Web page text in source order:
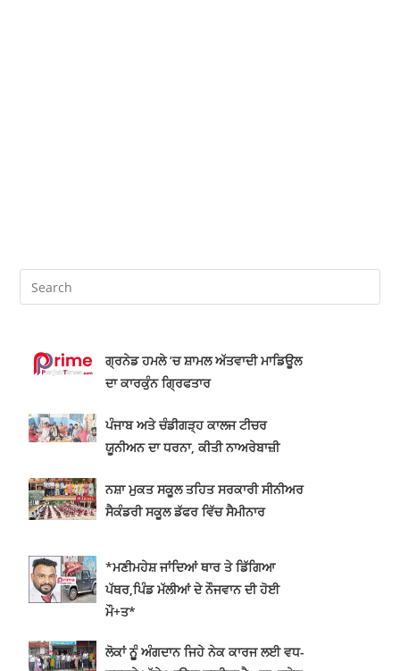
ਗ੍ਰਨੇਡ ਹਮਲੇ ’ਚ ਸ਼ਾਮਲ ਅੱਤਵਾਦੀ ਮਾਡਿਊਲ
ਯੂਨੀਅਨ ਦਾ ਧਰਨਾ, ਕੀਤੀ ਨਾਅਰੇਬਾਜ਼ੀ
ਸੈਕੰਡਰੀ ਸਕੂਲ ਡੱਫਰ ਵਿੱਚ ਸੈਮੀਨਾਰ
ਪੱਥਰ,ਪਿੰਡ ਮੱਲੀਆਂ ਦੇ ਨੌਜਵਾਨ ਦੀ ਹੋਈ
ਮੌ+ਤ*
ਲੋਕਾਂ ਨੂੂੰ ਅੰਗਦਾਨ ਜਿਹੇ ਨੇਕ ਕਾਰਜ ਲਈ ਵਧ-
ਚੜ੍ਹਕੇ ਅੱਗੇ ਆਉਣਾ ਚਾਹੀਦਾਐ : ਡਾ. ਸੁਦੇਸ਼
ਰਾਜਨ